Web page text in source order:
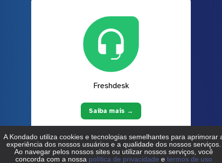
Freshdesk
Saiba mais →